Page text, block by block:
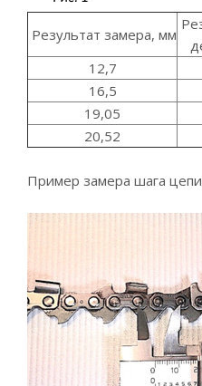
Результат замера, мм
12,7
16,5
19,05
20,52
Пример замера шага